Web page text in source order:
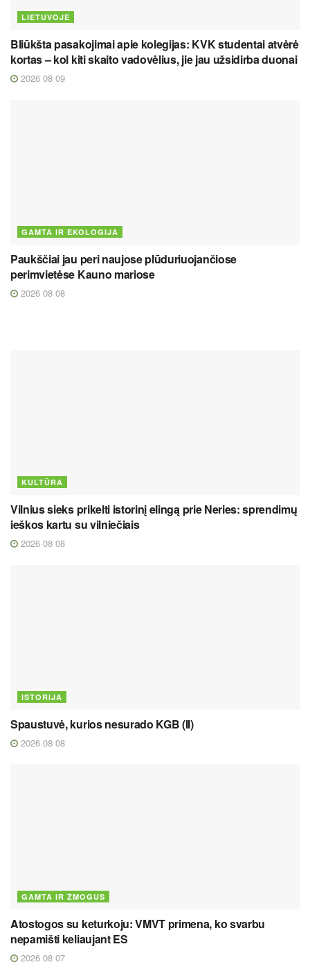
LIETUVOJE
Bliūkšta pasakojimai apie kolegijas: KVK studentai atvėrė
kortas – kol kiti skaito vadovėlius, jie jau užsidirba duonai
2026 08 09
GAMTA IR EKOLOGIJA
Paukščiai jau peri naujose plūduriuojančiose
perimvietėse Kauno mariose
2026 08 08
KULTŪRA
Vilnius sieks prikelti istorinį elingą prie Neries: sprendimų
ieškos kartu su vilniečiais
2026 08 08
ISTORIJA
Spaustuvė, kurios nesurado KGB (II)
2026 08 08
GAMTA IR ŽMOGUS
Atostogos su keturkoju: VMVT primena, ko svarbu
nepamišti keliaujant ES
2026 08 07